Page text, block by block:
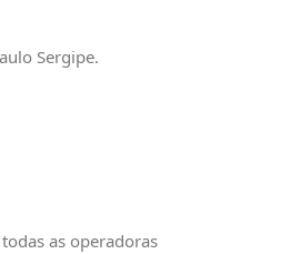
Sergipe.
as operadoras